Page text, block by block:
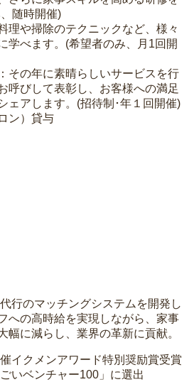
随時開催)
理や掃除のテクニックなど、様々
学べます。(希望者のみ、月1回開
その年に素晴らしいサービスを行
呼びして表彰し、お客様への満足
ェアします。(招待制･年１回開催)
ン）貸与
行のマッチングシステムを開発し
への高時給を実現しながら、家事
幅に減らし、業界の革新に貢献。
イクメンアワード特別奨励賞受賞
いベンチャー100」に選出